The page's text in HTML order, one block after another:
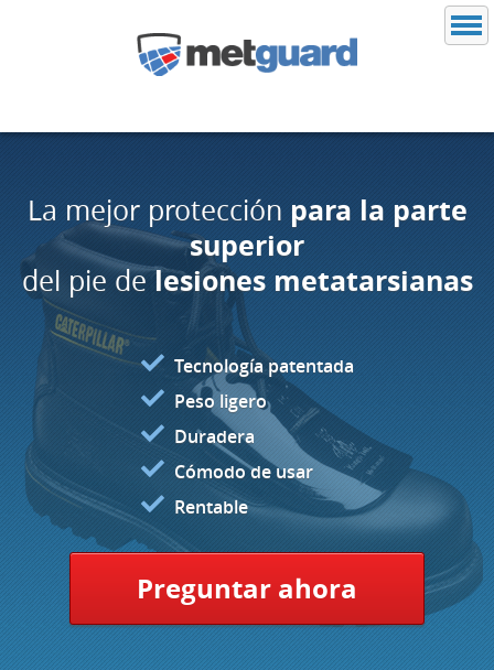
La mejor protección para la parte
superior
del pie delesiones metatarsianas
Tecnología patentada
Peso ligero
Duradera
Cómodo de usar
Rentable
Preguntar ahora